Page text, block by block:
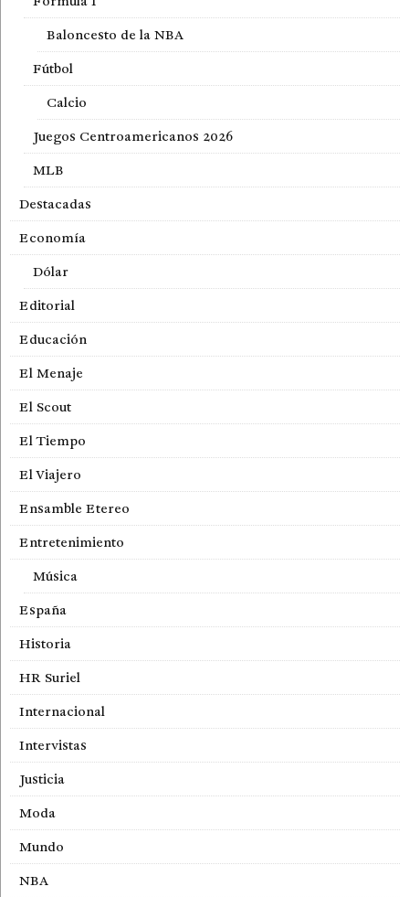
Baloncesto de la NBA
Fútbol
Calcio
Juegos Centroamericanos 2026
MLB
Destacadas
Economía
Dólar
Editorial
Educación
El Menaje
El Scout
El Tiempo
El Viajero
Ensamble Etereo
Entretenimiento
Música
España
Historia
HR Suriel
Internacional
Intervistas
Justicia
Moda
Mundo
NBA